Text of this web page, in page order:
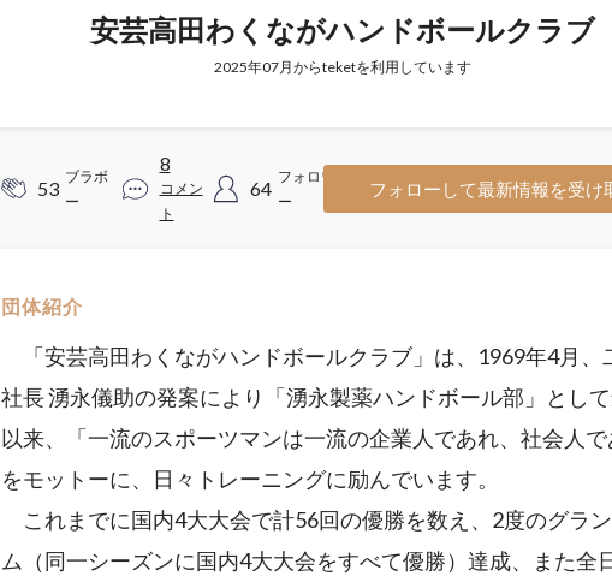
安芸高田わくながハンドボールクラブ
2025年07月からteketを利用しています
53
ブラボ
ー
8
コメン
ト
64
フォロワ
ー
フォローして最新情報を受け
団体紹介
「安芸高田わくながハンドボールクラブ」は、1969年4月、
社長 湧永儀助の発案により「湧永製薬ハンドボール部」とし
以来、「一流のスポーツマンは一流の企業人であれ、社会人
をモットーに、日々トレーニングに励んでいます。
これまでに国内4大大会で計56回の優勝を数え、2度のグラ
ム（同一シーズンに国内4大大会をすべて優勝）達成、また全